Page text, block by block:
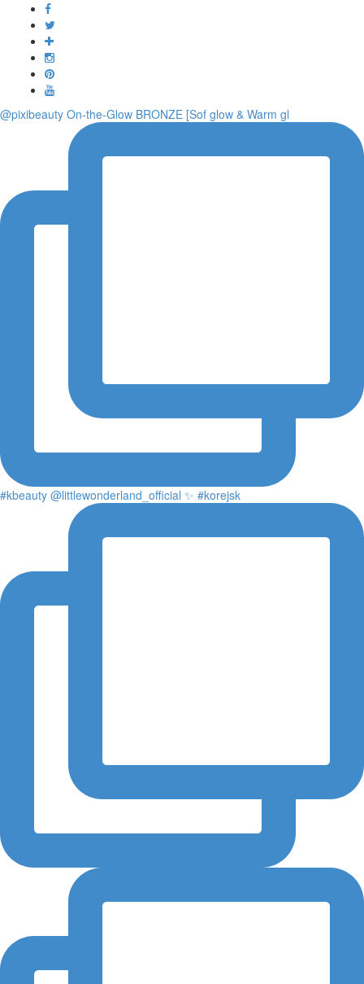
@pixibeauty On-the-Glow BRONZE [Sof glow & Warm gl
#kbeauty @littlewonderland_official ✨ #korejsk